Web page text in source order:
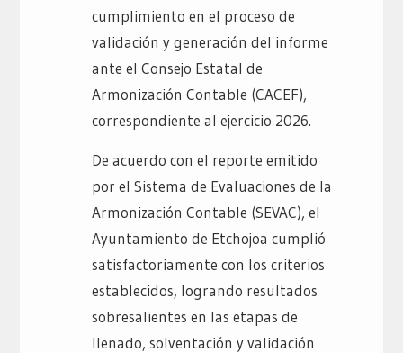
cumplimiento en el proceso de
validación y generación del informe
ante el Consejo Estatal de
Armonización Contable (CACEF),
correspondiente al ejercicio 2026.
De acuerdo con el reporte emitido
por el Sistema de Evaluaciones de la
Armonización Contable (SEVAC), el
Ayuntamiento de Etchojoa cumplió
satisfactoriamente con los criterios
establecidos, logrando resultados
sobresalientes en las etapas de
llenado, solventación y validación